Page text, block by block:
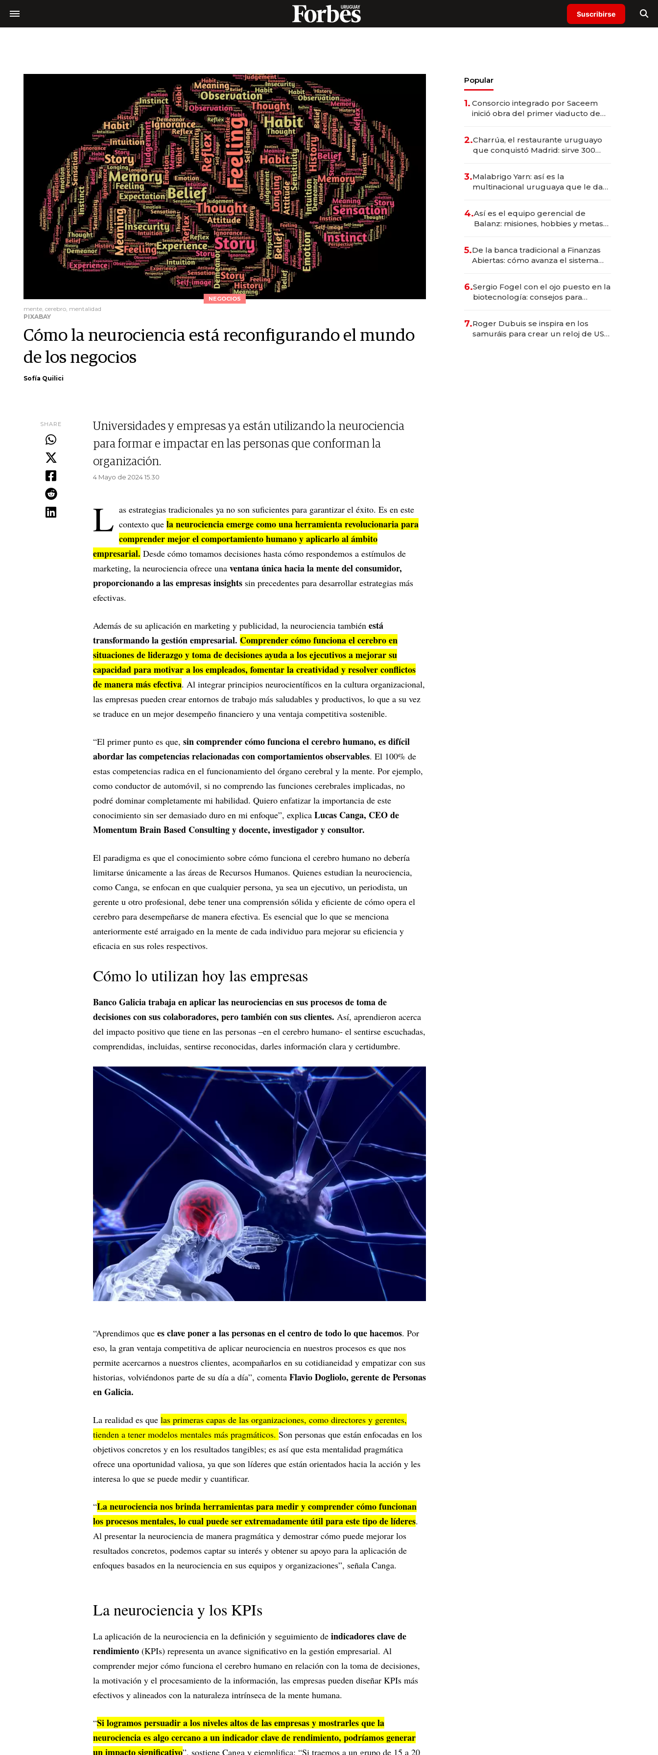
Suscribirse
NEGOCIOS
mente, cerebro, mentalidad
PIXABAY
Cómo la neurociencia está reconfigurando el mundo
de los negocios
Sofía Quilici
SHARE
Universidades y empresas ya están utilizando la neurociencia
para formar e impactar en las personas que conforman la
organización.
4 Mayo de 2024 15.30
L as estrategias tradicionales ya no son suficientes para garantizar el éxito. Es en este
contexto que la neurociencia emerge como una herramienta revolucionaria para
comprender mejor el comportamiento humano y aplicarlo al ámbito
empresarial. Desde cómo tomamos decisiones hasta cómo respondemos a estímulos de
marketing, la neurociencia ofrece una ventana única hacia la mente del consumidor,
proporcionando a las empresas insights sin precedentes para desarrollar estrategias más
efectivas.
Además de su aplicación en marketing y publicidad, la neurociencia también está
transformando la gestión empresarial. Comprender cómo funciona el cerebro en
situaciones de liderazgo y toma de decisiones ayuda a los ejecutivos a mejorar su
capacidad para motivar a los empleados, fomentar la creatividad y resolver conflictos
de manera más efectiva. Al integrar principios neurocientíficos en la cultura organizacional,
las empresas pueden crear entornos de trabajo más saludables y productivos, lo que a su vez
se traduce en un mejor desempeño financiero y una ventaja competitiva sostenible.
“El primer punto es que, sin comprender cómo funciona el cerebro humano, es difícil
abordar las competencias relacionadas con comportamientos observables. El 100% de
estas competencias radica en el funcionamiento del órgano cerebral y la mente. Por ejemplo,
como conductor de automóvil, si no comprendo las funciones cerebrales implicadas, no
podré dominar completamente mi habilidad. Quiero enfatizar la importancia de este
conocimiento sin ser demasiado duro en mi enfoque”, explica Lucas Canga, CEO de
Momentum Brain Based Consulting y docente, investigador y consultor.
El paradigma es que el conocimiento sobre cómo funciona el cerebro humano no debería
limitarse únicamente a las áreas de Recursos Humanos. Quienes estudian la neurociencia,
como Canga, se enfocan en que cualquier persona, ya sea un ejecutivo, un periodista, un
gerente u otro profesional, debe tener una comprensión sólida y eficiente de cómo opera el
cerebro para desempeñarse de manera efectiva. Es esencial que lo que se menciona
anteriormente esté arraigado en la mente de cada individuo para mejorar su eficiencia y
eficacia en sus roles respectivos.
Cómo lo utilizan hoy las empresas
Banco Galicia trabaja en aplicar las neurociencias en sus procesos de toma de
decisiones con sus colaboradores, pero también con sus clientes. Así, aprendieron acerca
del impacto positivo que tiene en las personas –en el cerebro humano- el sentirse escuchadas,
comprendidas, incluidas, sentirse reconocidas, darles información clara y certidumbre.
“Aprendimos que es clave poner a las personas en el centro de todo lo que hacemos. Por
eso, la gran ventaja competitiva de aplicar neurociencia en nuestros procesos es que nos
permite acercarnos a nuestros clientes, acompañarlos en su cotidianeidad y empatizar con sus
historias, volviéndonos parte de su día a día”, comenta Flavio Dogliolo, gerente de Personas
en Galicia.
La realidad es que las primeras capas de las organizaciones, como directores y gerentes,
tienden a tener modelos mentales más pragmáticos. Son personas que están enfocadas en los
objetivos concretos y en los resultados tangibles; es así que esta mentalidad pragmática
ofrece una oportunidad valiosa, ya que son líderes que están orientados hacia la acción y les
interesa lo que se puede medir y cuantificar.
“La neurociencia nos brinda herramientas para medir y comprender cómo funcionan
los procesos mentales, lo cual puede ser extremadamente útil para este tipo de líderes.
Al presentar la neurociencia de manera pragmática y demostrar cómo puede mejorar los
resultados concretos, podemos captar su interés y obtener su apoyo para la aplicación de
enfoques basados en la neurociencia en sus equipos y organizaciones”, señala Canga.
La neurociencia y los KPIs
La aplicación de la neurociencia en la definición y seguimiento de indicadores clave de
rendimiento (KPIs) representa un avance significativo en la gestión empresarial. Al
comprender mejor cómo funciona el cerebro humano en relación con la toma de decisiones,
la motivación y el procesamiento de la información, las empresas pueden diseñar KPIs más
efectivos y alineados con la naturaleza intrínseca de la mente humana.
“Si logramos persuadir a los niveles altos de las empresas y mostrarles que la
neurociencia es algo cercano a un indicador clave de rendimiento, podríamos generar
un impacto significativo”, sostiene Canga y ejemplifica: “Si traemos a un grupo de 15 a 20
Popular
1. Consorcio integrado por Saceem
inició obra del primer viaducto de
millones
2.Charrúa, el restaurante uruguayo
que conquistó Madrid: sirve 300
prepara apertura
3.Malabrigo Yarn: así es la
multinacional uruguaya que le da
4.Así es el equipo gerencial de
Balanz: misiones, hobbies y metas
5.De la banca tradicional a Finanzas
Abiertas: cómo avanza el sistema
6.Sergio Fogel con el ojo puesto en la
biotecnología: consejos para
7.Roger Dubuis se inspira en los
samuráis para crear un reloj de US$